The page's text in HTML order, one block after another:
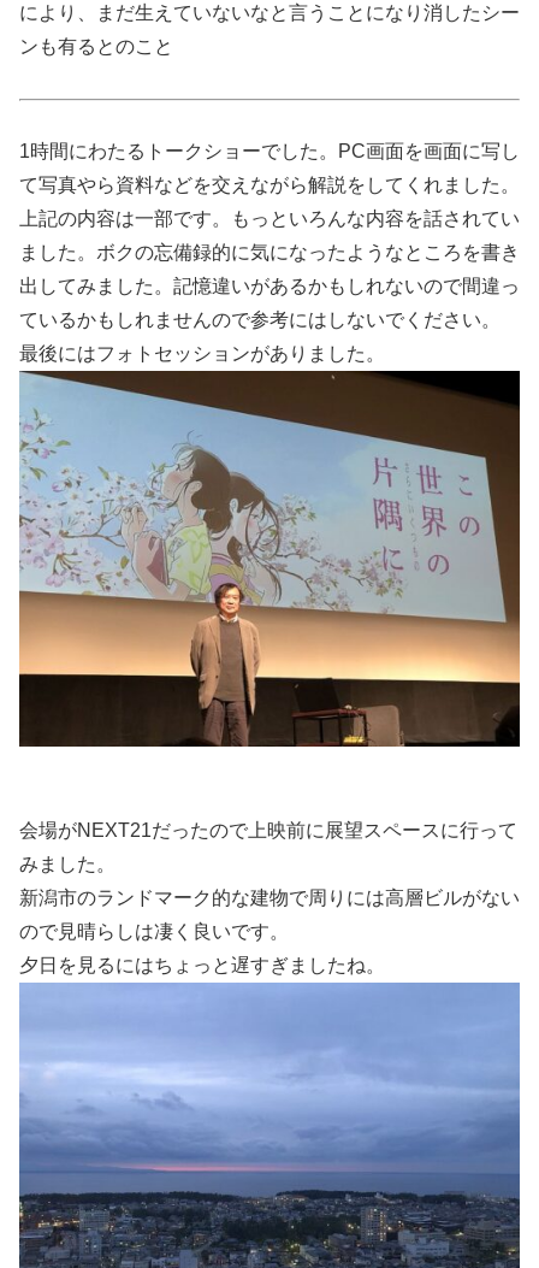
により、まだ生えていないなと言うことになり消したシー
ンも有るとのこと
1時間にわたるトークショーでした。PC画面を画面に写し
て写真やら資料などを交えながら解説をしてくれました。
上記の内容は一部です。もっといろんな内容を話されてい
ました。ボクの忘備録的に気になったようなところを書き
出してみました。記憶違いがあるかもしれないので間違っ
ているかもしれませんので参考にはしないでください。
最後にはフォトセッションがありました。
会場がNEXT21だったので上映前に展望スペースに行って
みました。
新潟市のランドマーク的な建物で周りには高層ビルがない
ので見晴らしは凄く良いです。
夕日を見るにはちょっと遅すぎましたね。